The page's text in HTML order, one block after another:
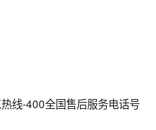
线-400全国售后服务电话号